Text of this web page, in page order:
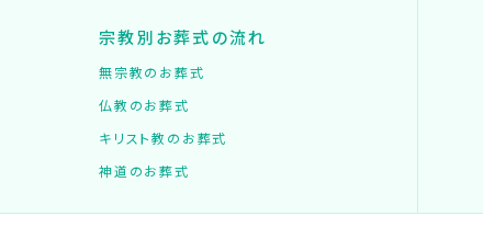
宗教別お葬式の流れ
無宗教のお葬式
仏教のお葬式
キリスト教のお葬式
神道のお葬式